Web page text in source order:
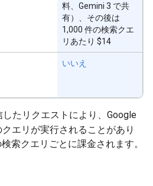
料、Gemini 3 で共
有）、その後は
1,000 件の検索クエ
リあたり $14
いいえ
たリクエストにより、Google
エリが実行されることがあり
索クエリごとに課金されます。